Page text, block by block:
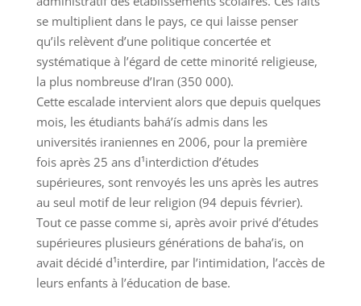
se multiplient dans le pays, ce qui laisse penser
qu’ils relèvent d’une politique concertée et
systématique à l’égard de cette minorité religieuse,
la plus nombreuse d’Iran (350 000).
Cette escalade intervient alors que depuis quelques
mois, les étudiants bahá’ís admis dans les
universités iraniennes en 2006, pour la première
fois après 25 ans d¹interdiction d’études
supérieures, sont renvoyés les uns après les autres
au seul motif de leur religion (94 depuis février).
Tout ce passe comme si, après avoir privé d’études
supérieures plusieurs générations de baha’is, on
avait décidé d¹interdire, par l’intimidation, l’accès de
leurs enfants à l’éducation de base.